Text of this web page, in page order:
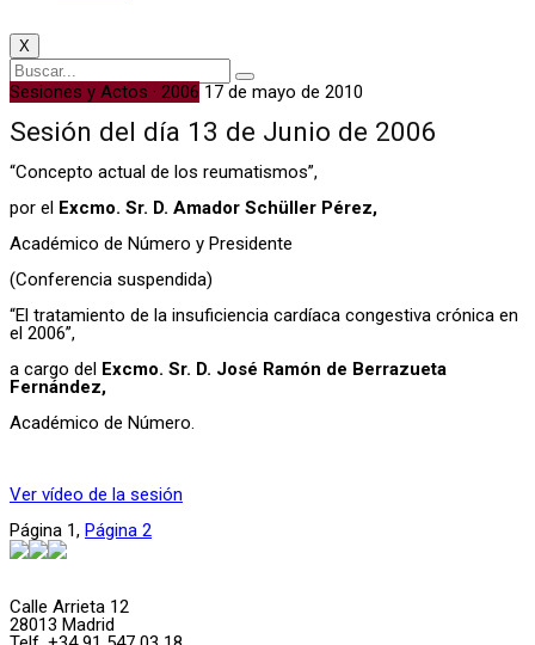
X
Sesiones y Actos · 2006 17 de mayo de 2010
Sesión del día 13 de Junio de 2006
“Concepto actual de los reumatismos”,
por el Excmo. Sr. D. Amador Schüller Pérez,
Académico de Número y Presidente
(Conferencia suspendida)
“El tratamiento de la insuficiencia cardíaca congestiva crónica en
el 2006”,
a cargo del Excmo. Sr. D. José Ramón de Berrazueta
Fernández,
Académico de Número.
Ver vídeo de la sesión
Página 1, Página 2
Calle Arrieta 12
28013 Madrid